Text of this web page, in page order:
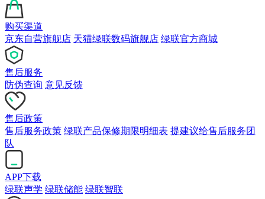
购买渠道
京东自营旗舰店 天猫绿联数码旗舰店 绿联官方商城
售后服务
防伪查询 意见反馈
售后政策
售后服务政策 绿联产品保修期限明细表 提建议给售后服务团
队
APP下载
绿联声学 绿联储能 绿联智联